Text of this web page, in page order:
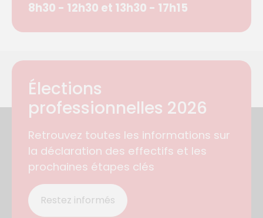
8h30 - 12h30 et 13h30 - 17h15
Élections
professionnelles 2026
Retrouvez toutes les informations sur
la déclaration des effectifs et les
prochaines étapes clés
Restez informés